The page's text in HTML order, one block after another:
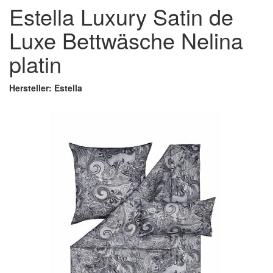
Estella Luxury Satin de
Luxe Bettwäsche Nelina
platin
Hersteller: Estella